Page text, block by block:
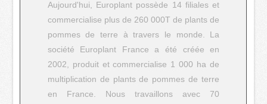
Aujourd'hui, Europlant possède 14 filiales et
commercialise plus de 260 000T de plants de
pommes de terre à travers le monde. La
société Europlant France a été créée en
2002, produit et commercialise 1 000 ha de
multiplication de plants de pommes de terre
en France. Nous travaillons avec 70